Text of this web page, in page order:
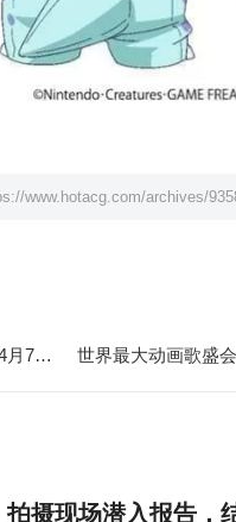
www.hotacg.com/archives/
《JOJO奇妙冒险:石之海》新宣传片 最终话4月7日播出
拍摄现场潜入报告，